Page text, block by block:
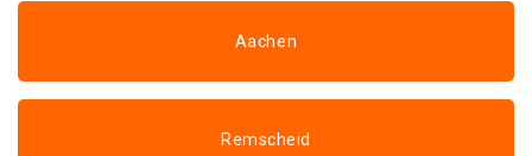
Aachen
Remscheid